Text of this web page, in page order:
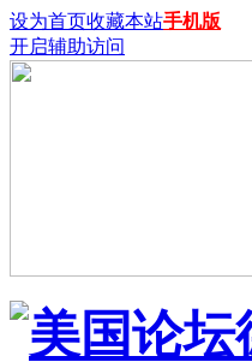
设为首页收藏本站手机版
开启辅助访问